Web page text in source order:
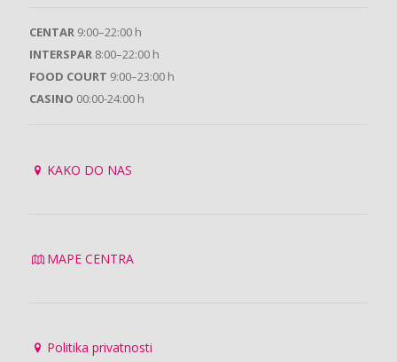
CENTAR 9:00–22:00 h
INTERSPAR 8:00–22:00 h
FOOD COURT 9:00–23:00 h
CASINO 00:00-24:00 h
KAKO DO NAS
MAPE CENTRA
Politika privatnosti